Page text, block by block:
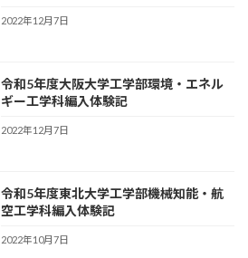
2022年12月7日
令和5年度大阪大学工学部環境・エネル
ギー工学科編入体験記
2022年12月7日
令和5年度東北大学工学部機械知能・航
空工学科編入体験記
2022年10月7日